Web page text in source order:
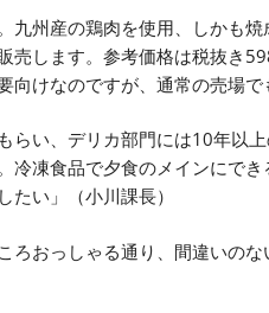
九州産の鶏肉を使用、しかも
売します。参考価格は税抜き
向けなのですが、通常の売場で
らい、デリカ部門には10年以
冷凍食品で夕食のメインにで
たい」（小川課長）
ろおっしゃる通り、間違いの